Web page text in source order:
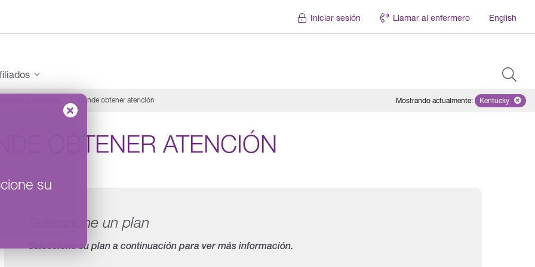
Iniciar sesión Llamar al enfermero English
su
Dónde obtener atención Mostrando actualmente: Remove
Kentucky
OBTENER ATENCIÓN
Seleccione un plan
Seleccione su plan a continuación para ver más información.